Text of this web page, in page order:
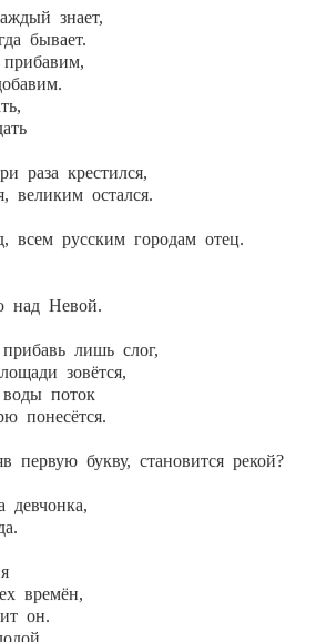
знает,
бывает.
раза крестился,
великим остался.
всем русским городам отец.
над Невой.
лишь слог,
зовётся,
поток
понесётся.
первую букву, становится рекой?
времён,
он.